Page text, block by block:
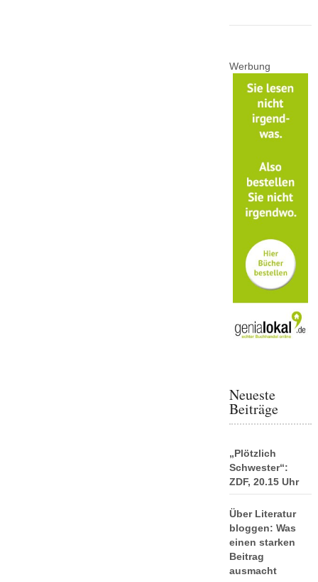
Werbung
Neueste
Beiträge
„Plötzlich
Schwester“:
ZDF, 20.15 Uhr
Über Literatur
bloggen: Was
einen starken
Beitrag
ausmacht